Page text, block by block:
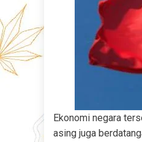
Ekonomi negara
asing juga